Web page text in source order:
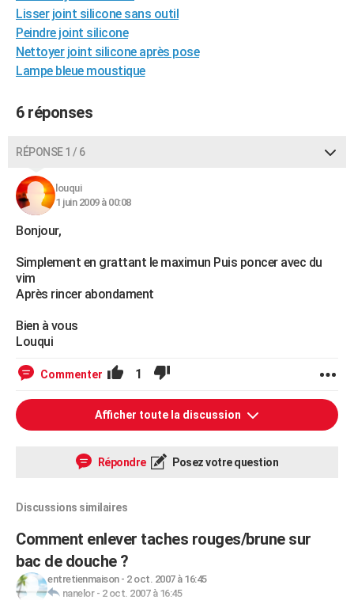
Destinations
City break
Voyage nature
Voyage de noces
Forum
Climat
+PHOTO
GUIDES D'ACHAT
CARTE DE VOEUX
Carte de Noël
Carte Bonne année
Carte Saint-Valentin
Carte Pâques
Carte d'anniversaire
DICTIONNAIRE
Dictionnaire
Biographies
Citations
Expressions
Proverbes
PROGRAMME TV
COPAINS D'AVANT
S'inscrire
Se connecter
Lycées
Collèges
Primaires
Universités
Entreprises
Service militaire
Avis de recherche
FORUM
Bricolage
Lifestyle
Culture
Sport
Auto
Television
Voyage
Cinema
Lisser joint silicone sans outil
Peindre joint silicone
Nettoyer joint silicone après pose
Lampe bleue moustique
6 réponses
RÉPONSE 1 / 6
louqui
1 juin 2009 à 00:08
Bonjour,
Simplement en grattant le maximun Puis poncer avec du
vim
Après rincer abondament
Bien à vous
Louqui
Commenter 1
Afficher toute la discussion
Répondre Posez votre question
Discussions similaires
Comment enlever taches rouges/brune sur
bac de douche ?
entretienmaison- 2 oct. 2007 à 16:45
nanelor- 2 oct. 2007 à 16:45